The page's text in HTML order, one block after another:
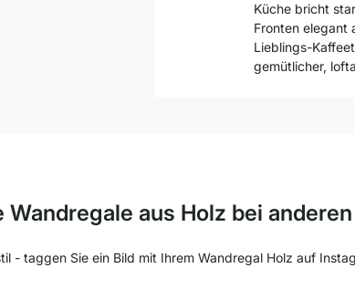
Küche bricht
Fronten elegant
Lieblings-
gemütlicher,
Wandregale aus Holz bei
- taggen Sie ein Bild mit Ihrem Wandregal Holz auf